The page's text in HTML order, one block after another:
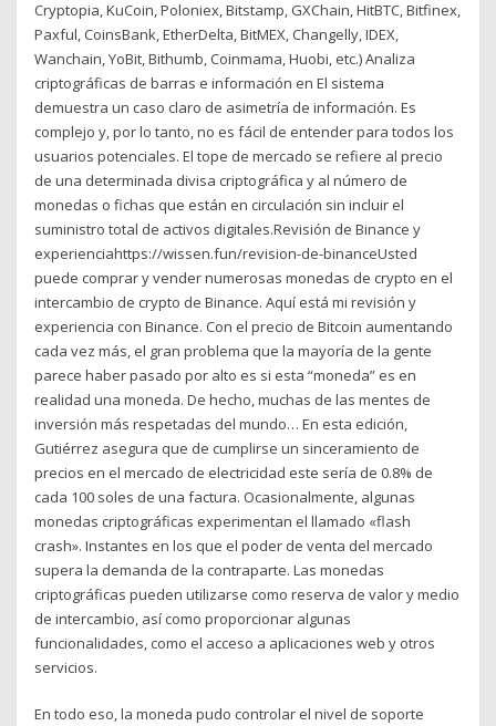
Cryptopia, KuCoin, Poloniex, Bitstamp, GXChain, HitBTC, Bitfinex,
Paxful, CoinsBank, EtherDelta, BitMEX, Changelly, IDEX,
Wanchain, YoBit, Bithumb, Coinmama, Huobi, etc.) Analiza
criptográficas de barras e información en El sistema
demuestra un caso claro de asimetría de información. Es
complejo y, por lo tanto, no es fácil de entender para todos los
usuarios potenciales. El tope de mercado se refiere al precio
de una determinada divisa criptográfica y al número de
monedas o fichas que están en circulación sin incluir el
suministro total de activos digitales.Revisión de Binance y
experienciahttps://wissen.fun/revision-de-binanceUsted
puede comprar y vender numerosas monedas de crypto en el
intercambio de crypto de Binance. Aquí está mi revisión y
experiencia con Binance. Con el precio de Bitcoin aumentando
cada vez más, el gran problema que la mayoría de la gente
parece haber pasado por alto es si esta “moneda” es en
realidad una moneda. De hecho, muchas de las mentes de
inversión más respetadas del mundo… En esta edición,
Gutiérrez asegura que de cumplirse un sinceramiento de
precios en el mercado de electricidad este sería de 0.8% de
cada 100 soles de una factura. Ocasionalmente, algunas
monedas criptográficas experimentan el llamado «flash
crash». Instantes en los que el poder de venta del mercado
supera la demanda de la contraparte. Las monedas
criptográficas pueden utilizarse como reserva de valor y medio
de intercambio, así como proporcionar algunas
funcionalidades, como el acceso a aplicaciones web y otros
servicios.
En todo eso, la moneda pudo controlar el nivel de soporte